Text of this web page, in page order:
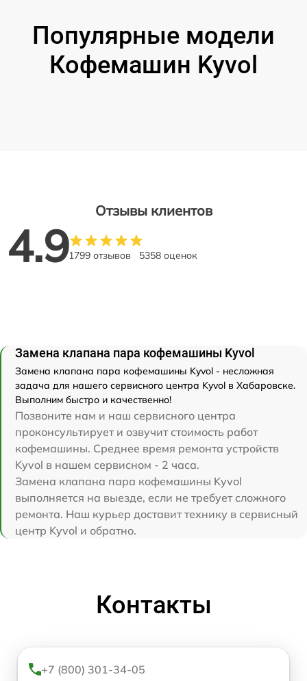
Популярные модели
Кофемашин Kyvol
Отзывы клиентов
4.91799 отзывов 5358 оценок
Замена клапана пара кофемашины Kyvol
Замена клапана пара кофемашины Kyvol - несложная
задача для нашего сервисного центра Kyvol в Хабаровске.
Выполним быстро и качественно!
Позвоните нам и наш сервисного центра
проконсультирует и озвучит стоимость работ
кофемашины. Среднее время ремонта устройств
Kyvol в нашем сервисном - 2 часа.
Замена клапана пара кофемашины Kyvol
выполняется на выезде, если не требует сложного
ремонта. Наш курьер доставит технику в сервисный
центр Kyvol и обратно.
Контакты
+7 (800) 301-34-05